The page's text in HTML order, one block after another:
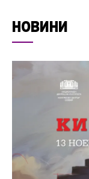
НОВИНИ